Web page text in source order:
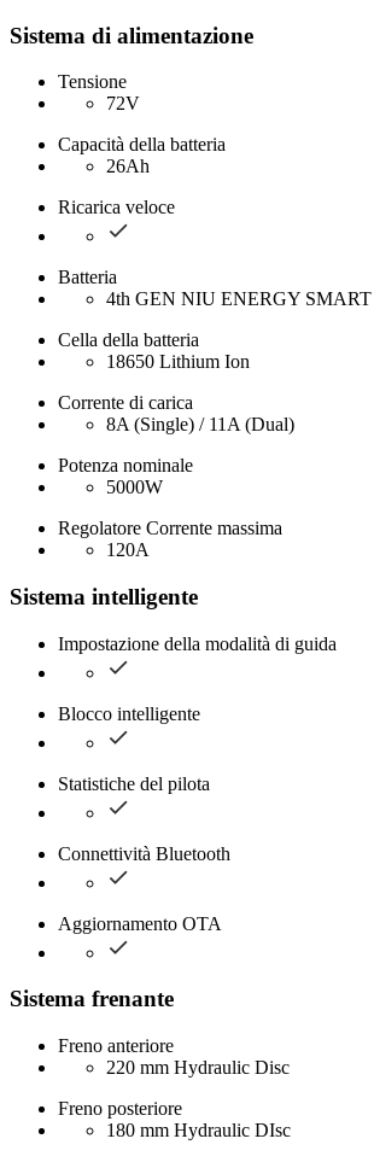
Sistema di alimentazione
Tensione
72V
Capacità della batteria
26Ah
Ricarica veloce
Batteria
4th GEN NIU ENERGY
Cella della batteria
18650 Lithium Ion
Corrente di carica
8A (Single) / 11A (Dual)
Potenza nominale
5000W
Regolatore Corrente massima
120A
Sistema intelligente
Impostazione della modalità di guida
Blocco intelligente
Statistiche del pilota
Connettività Bluetooth
Aggiornamento OTA
Sistema frenante
Freno anteriore
220 mm Hydraulic Disc
Freno posteriore
180 mm Hydraulic DIsc